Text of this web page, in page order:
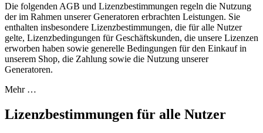
Die folgenden AGB und Lizenzbestimmungen regeln die Nutzung
der im Rahmen unserer Generatoren erbrachten Leistungen. Sie
enthalten insbesondere Lizenzbestimmungen, die für alle Nutzer
gelte, Lizenzbedingungen für Geschäftskunden, die unsere Lizenzen
erworben haben sowie generelle Bedingungen für den Einkauf in
unserem Shop, die Zahlung sowie die Nutzung unserer
Generatoren.
Mehr …
Lizenzbestimmungen für alle Nutzer